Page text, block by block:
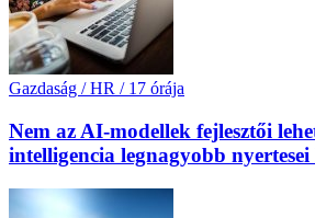
Gazdaság / HR / 17 órája
Nem az AI-modellek fejlesztői
intelligencia legnagyobb